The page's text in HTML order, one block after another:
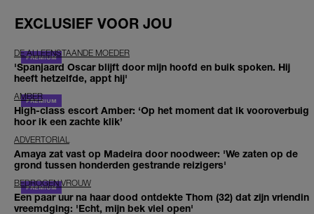
EXCLUSIEF VOOR JOU
DE ALLEENSTAANDE MOEDER
'Spanjaard Oscar blijft door mijn hoofd en buik spoken. Hij
heeft hetzelfde, appt hij'
AMBER
High-class escort Amber: ‘Op het moment dat ik vooroverbuig
hoor ik een zachte klik’
ADVERTORIAL
Amaya zat vast op Madeira door noodweer: 'We zaten op de
grond tussen honderden gestrande reizigers'
BEDROGEN VROUW
Een paar uur na haar dood ontdekte Thom (32) dat zijn vriendin
vreemdging: 'Echt, mijn bek viel open'